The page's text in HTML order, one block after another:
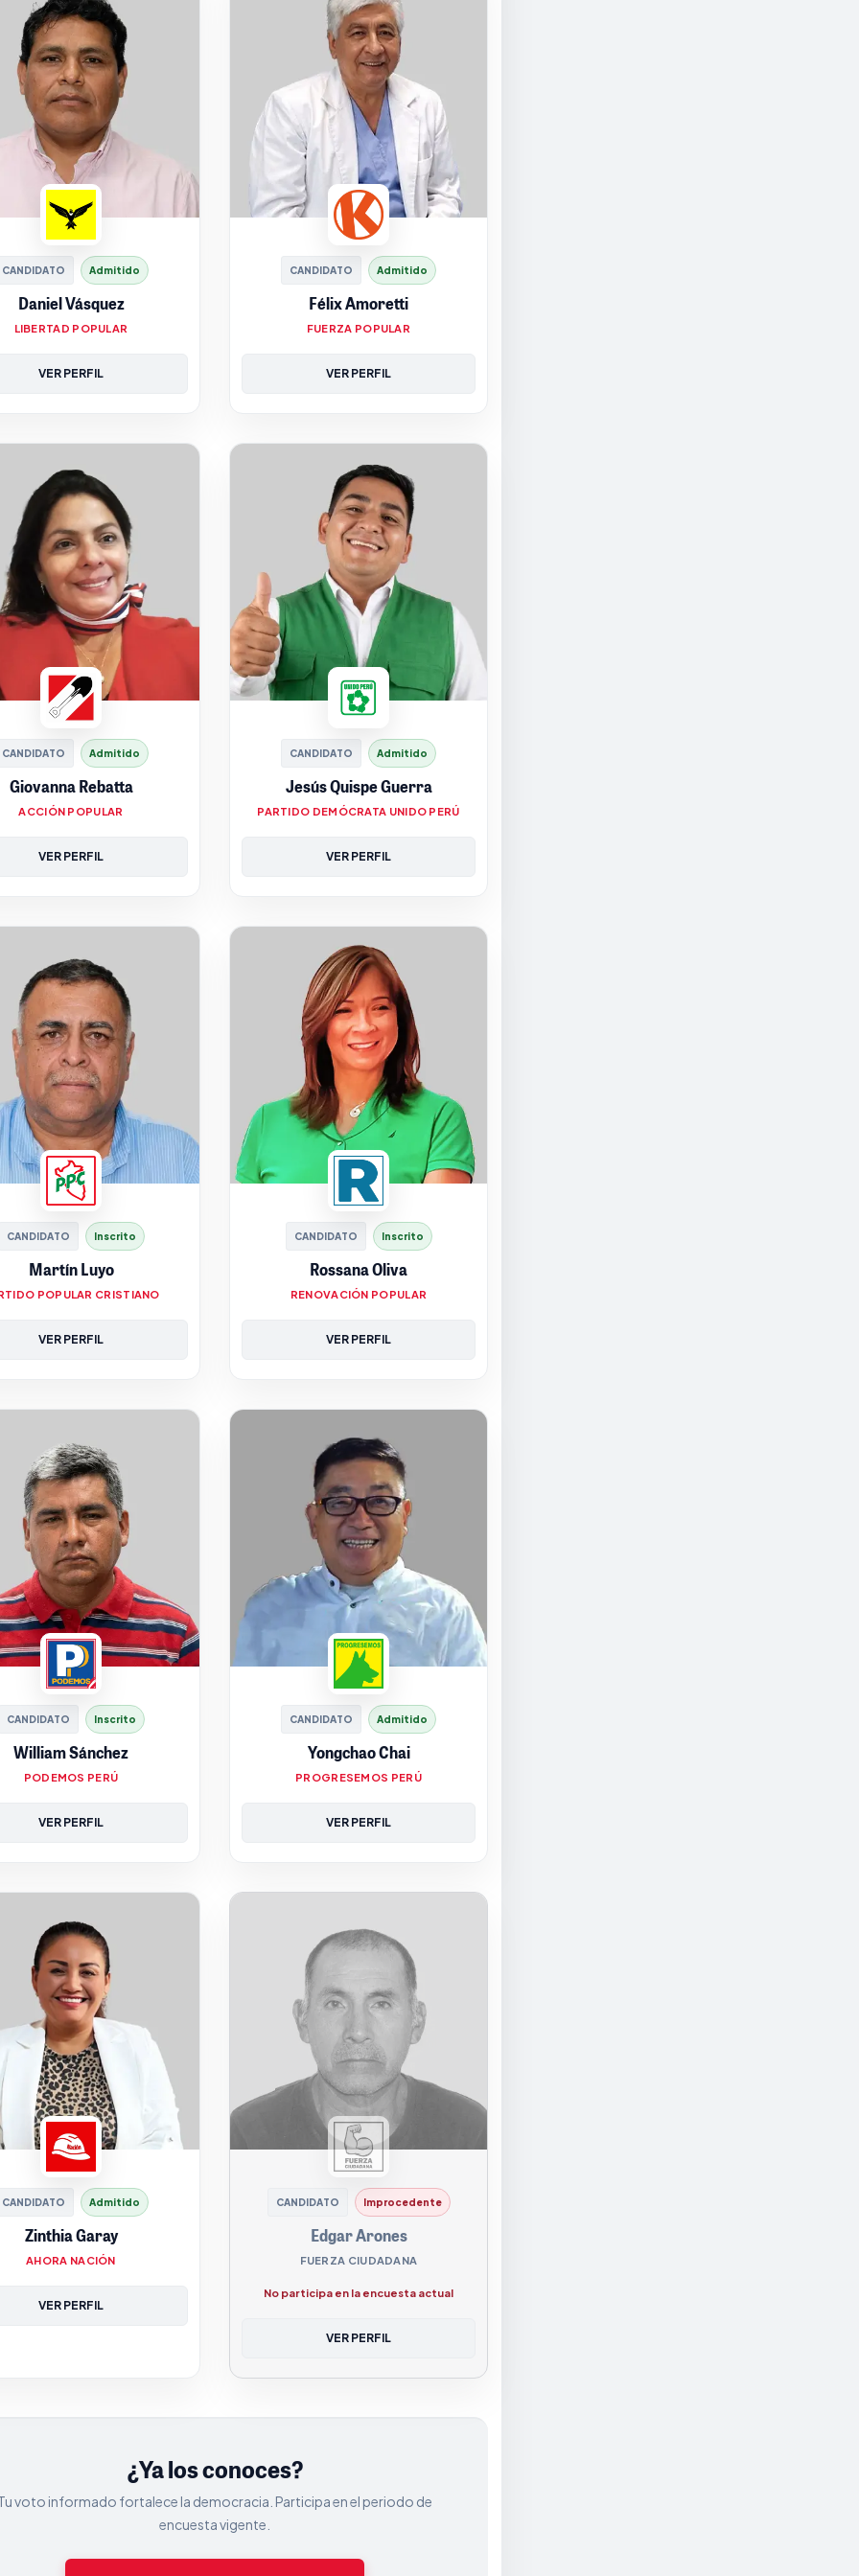
CANDIDATO Admitido
Daniel Vásquez
LIBERTAD POPULAR
VER PERFIL
CANDIDATO Admitido
Félix Amoretti
FUERZA POPULAR
VER PERFIL
CANDIDATO Admitido
Giovanna Rebatta
ACCIÓN POPULAR
VER PERFIL
CANDIDATO Admitido
Jesús Quispe Guerra
PARTIDO DEMÓCRATA UNIDO PERÚ
VER PERFIL
CANDIDATO Inscrito
Martín Luyo
POPULAR CRISTIANO
VER PERFIL
CANDIDATO Inscrito
Rossana Oliva
RENOVACIÓN POPULAR
VER PERFIL
CANDIDATO Inscrito
William Sánchez
PODEMOS PERÚ
VER PERFIL
CANDIDATO Admitido
Yongchao Chai
PROGRESEMOS PERÚ
VER PERFIL
CANDIDATO Admitido
Zinthia Garay
AHORA NACIÓN
VER PERFIL
CANDIDATO Improcedente
Edgar Arones
FUERZA CIUDADANA
No participa en la encuesta actual
VER PERFIL
¿Ya los conoces?
voto informado fortalece la democracia. Participa en el periodo de
encuesta vigente.